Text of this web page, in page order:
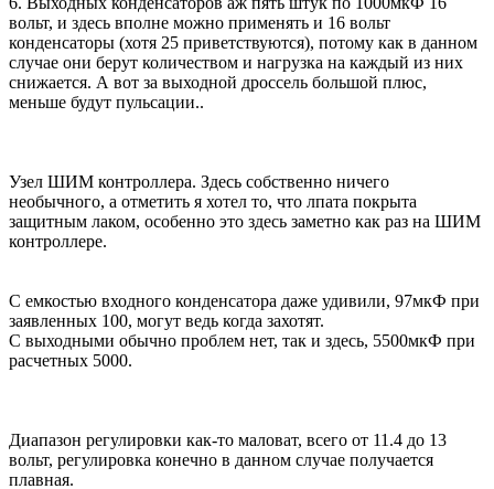
вольт, и здесь вполне можно применять и 16 вольт
конденсаторы (хотя 25 приветствуются), потому как в данном
случае они берут количеством и нагрузка на каждый из них
снижается. А вот за выходной дроссель большой плюс,
меньше будут пульсации..
Узел ШИМ контроллера. Здесь собственно ничего
необычного, а отметить я хотел то, что лпата покрыта
защитным лаком, особенно это здесь заметно как раз на ШИМ
контроллере.
С емкостью входного конденсатора даже удивили, 97мкФ при
заявленных 100, могут ведь когда захотят.
С выходными обычно проблем нет, так и здесь, 5500мкФ при
расчетных 5000.
Диапазон регулировки как-то маловат, всего от 11.4 до 13
вольт, регулировка конечно в данном случае получается
плавная.